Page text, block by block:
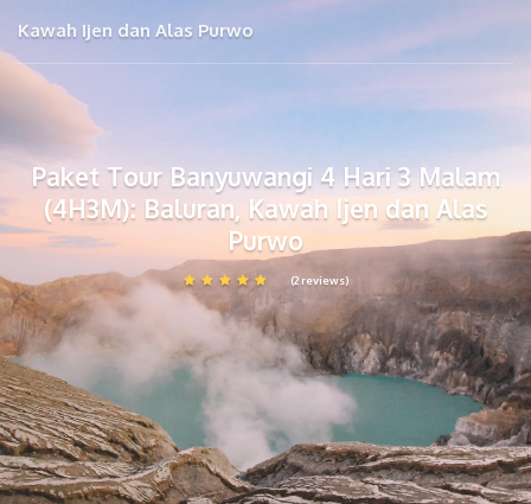
Kawah Ijen dan Alas Purwo
Paket Tour Banyuwangi 4 Hari 3 Malam
(4H3M): Baluran, Kawah Ijen dan Alas
Purwo
(2 reviews)